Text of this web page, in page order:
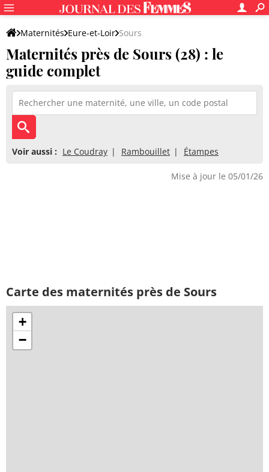
Maternités Eure-et-Loir Sours
Maternités près de Sours (28) : le
guide complet
Voir aussi : Le Coudray Rambouillet Étampes
Mise à jour le 05/01/26
Carte des maternités près de Sours
+
−